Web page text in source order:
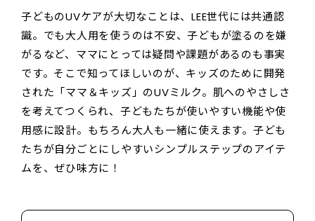
子どものUVケアが大切なことは、LEE世代には共通認
識。でも大人用を使うのは不安、子どもが塗るのを嫌
がるなど、ママにとっては疑問や課題があるのも事実
です。そこで知ってほしいのが、キッズのために開発
された「ママ＆キッズ」のUVミルク。肌へのやさしさ
を考えてつくられ、子どもたちが使いやすい機能や使
用感に設計。もちろん大人も一緒に使えます。子ども
たちが自分ごとにしやすいシンプルステップのアイテ
ムを、ぜひ味方に！